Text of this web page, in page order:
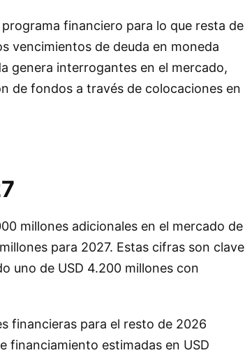
financiero para lo que resta de
vencimientos de deuda en moneda
genera interrogantes en el mercado,
de fondos a través de colocaciones en
millones adicionales en el mercado de
para 2027. Estas cifras son clave
uno de USD 4.200 millones con
financieras para el resto de 2026
financiamiento estimadas en USD